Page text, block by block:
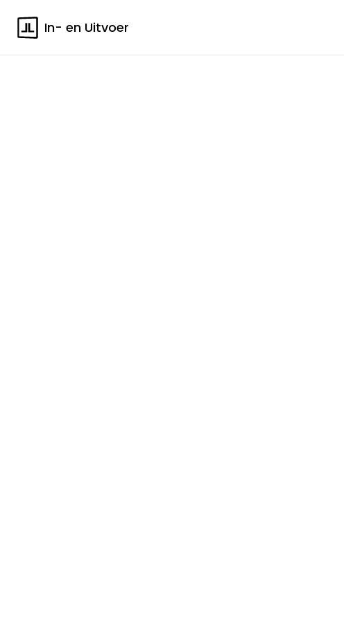
In- en Uitvoer